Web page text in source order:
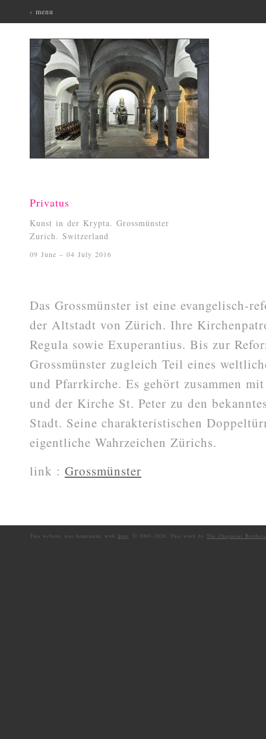
‹ menu
Privatus
Kunst in der Krypta. Grossmünster
Zurich. Switzerland
09 June – 04 July 2016
Das Grossmünster ist eine evangelisch-
der Altstadt von Zürich. Ihre
Regula sowie Exuperantius. Bis zur
Grossmünster zugleich Teil eines
und Pfarrkirche. Es gehört zusammen
und der Kirche St. Peter zu den
Stadt. Seine charakteristischen
eigentliche Wahrzeichen Zürichs.
link : Grossmünster
This website was homemade with Spip © 2003– 2026. This work by The Chapuisat Brothers